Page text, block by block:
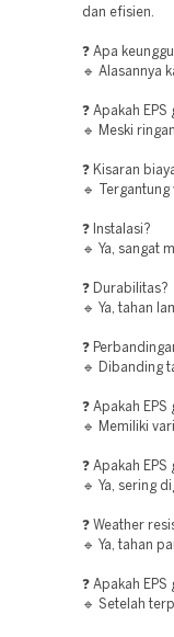
dan efisien.
❓ Apa
🔹 Alasannya
❓ Apakah
🔹 Meski
❓ Kisaran
🔹 Tergantung
❓ Instalasi?
🔹 Ya, sangat
❓ Durabilitas?
🔹 Ya, tahan
❓
🔹 Dibanding
❓ Apakah
🔹 Memiliki
❓ Apakah
🔹 Ya, sering
❓ Weather
🔹 Ya, tahan
❓ Apakah
🔹 Setelah